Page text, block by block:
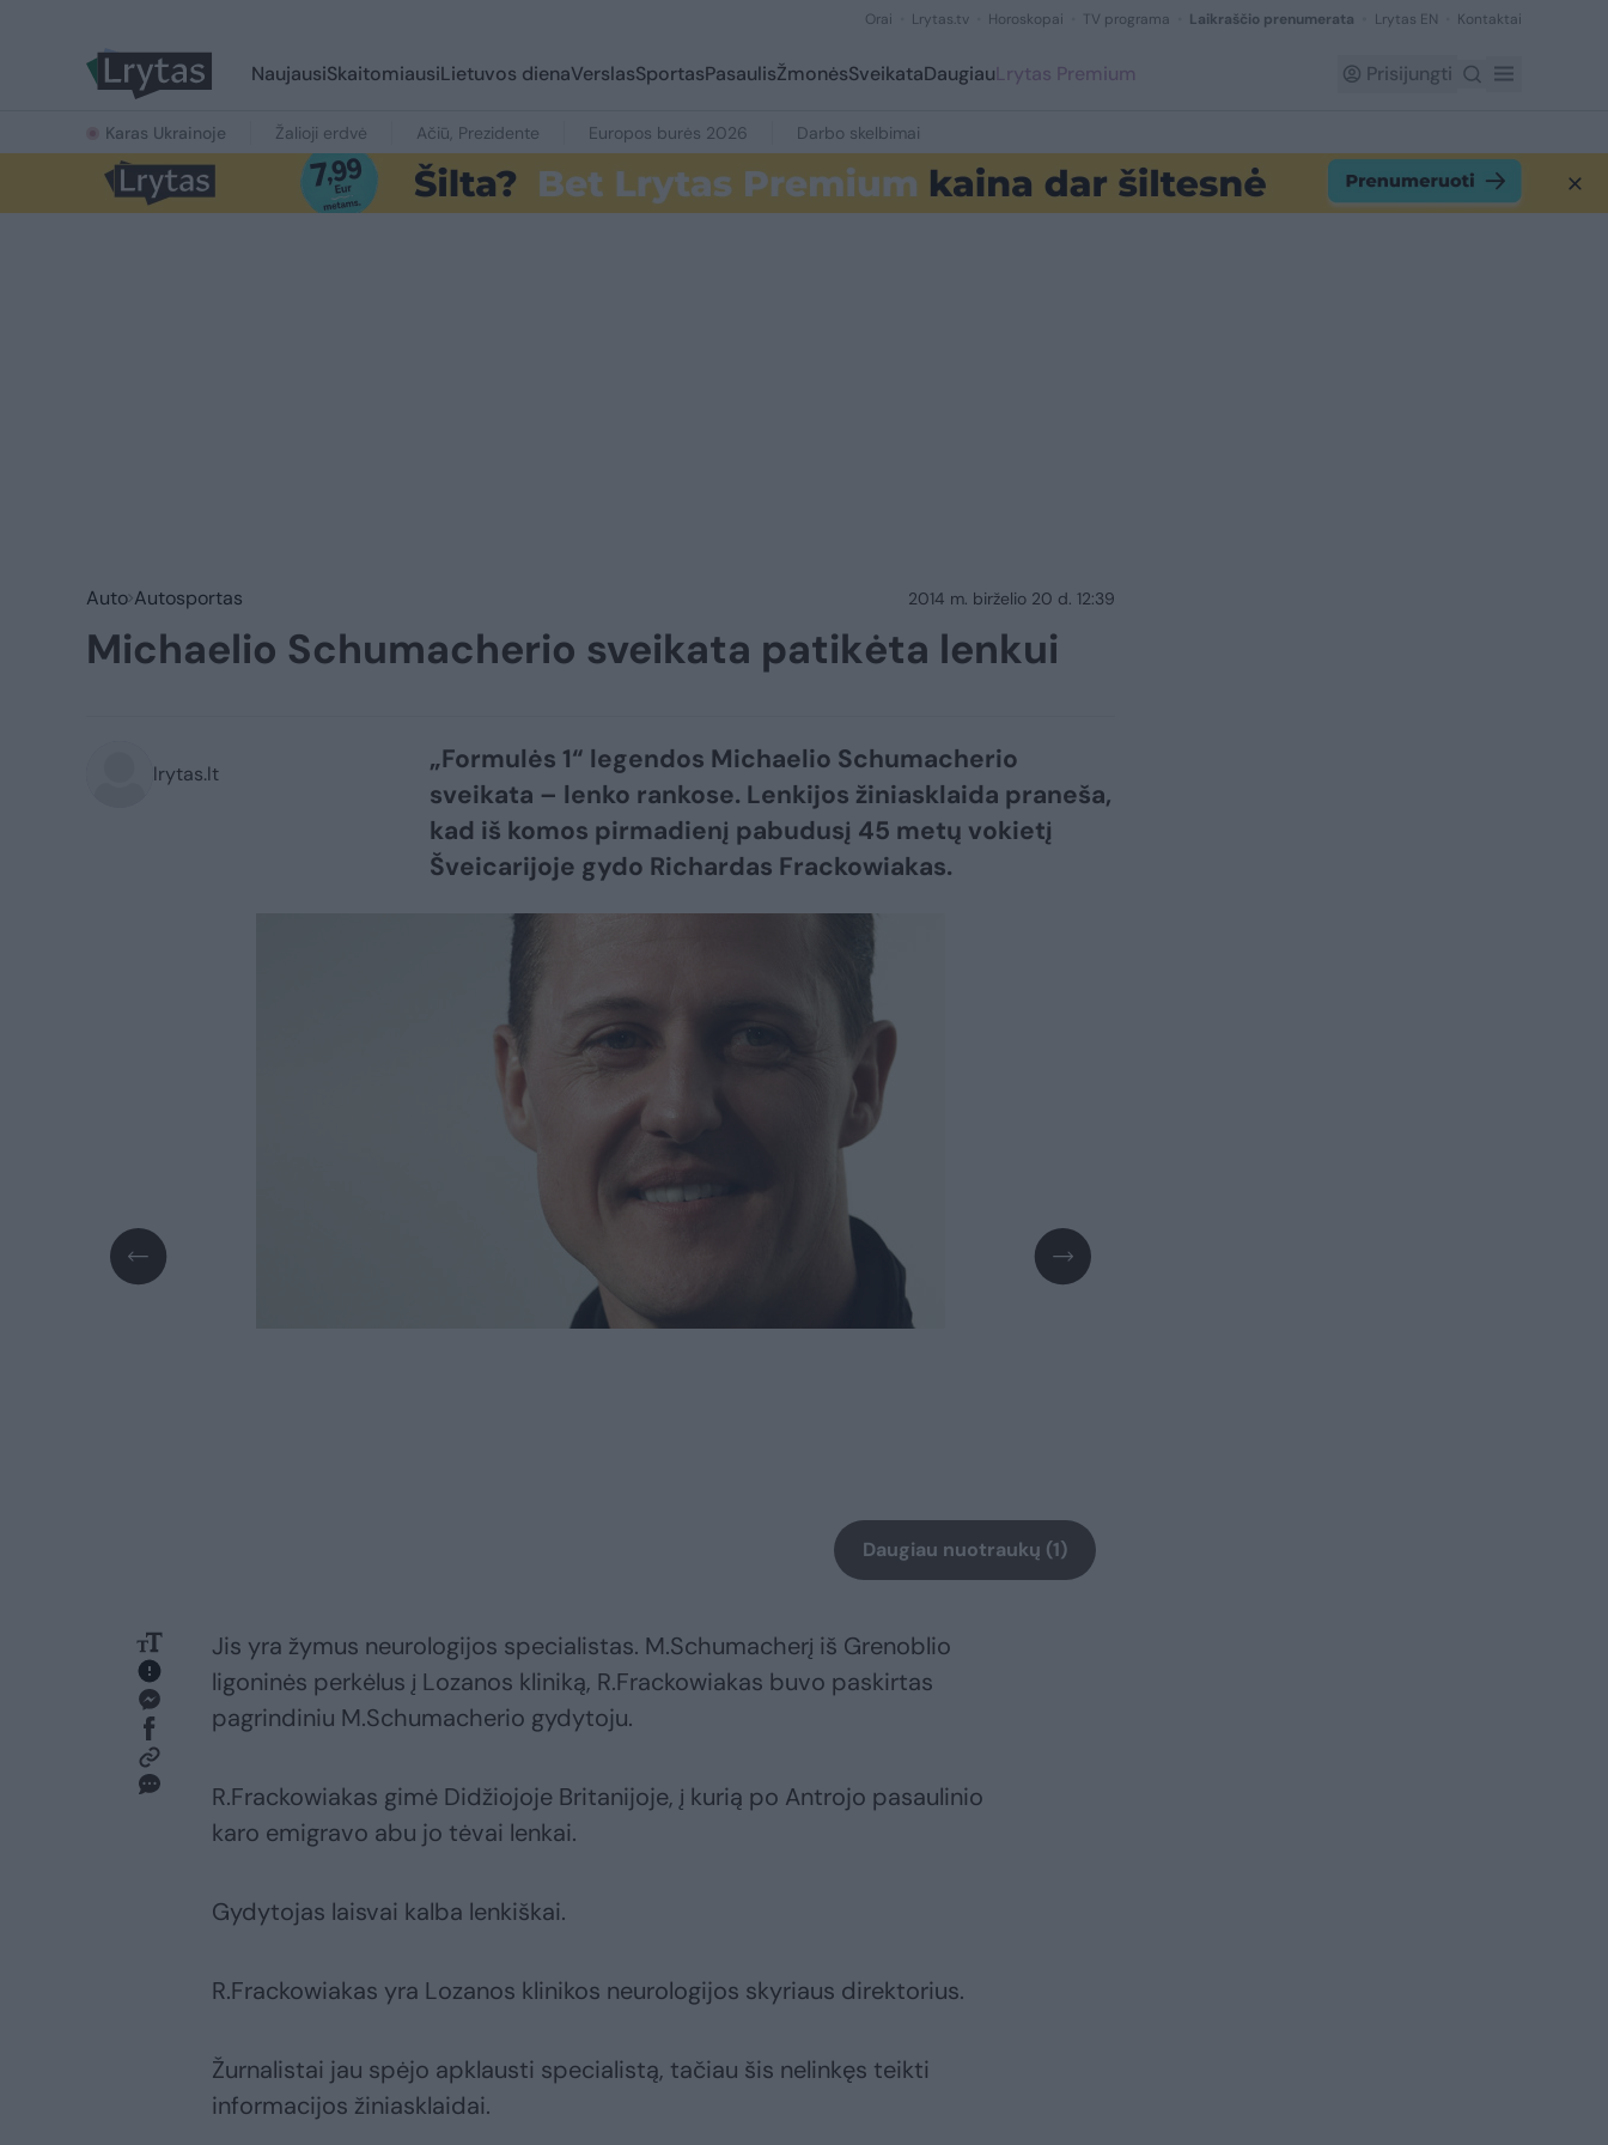
Orai Lrytas.tv Horoskopai TV programa Laikraščio prenumerata Lrytas EN Kontaktai
NaujausiSkaitomiausiLietuvos dienaVerslasSportasPasaulisŽmonėsSveikataDaugiauLrytas Premium Prisijungti
Karas Ukrainoje Žalioji erdvė Ačiū, Prezidente Europos burės 2026 Darbo skelbimai
Auto Autosportas 2014 m. birželio 20 d. 12:39
Michaelio Schumacherio sveikata patikėta lenkui
lrytas.lt
„Formulės 1“ legendos Michaelio Schumacherio
sveikata – lenko rankose. Lenkijos žiniasklaida praneša,
kad iš komos pirmadienį pabudusį 45 metų vokietį
Šveicarijoje gydo Richardas Frackowiakas.
Daugiau nuotraukų (1)
Jis yra žymus neurologijos specialistas. M.Schumacherį iš Grenoblio
ligoninės perkėlus į Lozanos kliniką, R.Frackowiakas buvo paskirtas
pagrindiniu M.Schumacherio gydytoju.
R.Frackowiakas gimė Didžiojoje Britanijoje, į kurią po Antrojo pasaulinio
karo emigravo abu jo tėvai lenkai.
Gydytojas laisvai kalba lenkiškai.
R.Frackowiakas yra Lozanos klinikos neurologijos skyriaus direktorius.
Žurnalistai jau spėjo apklausti specialistą, tačiau šis nelinkęs teikti
informacijos žiniasklaidai.